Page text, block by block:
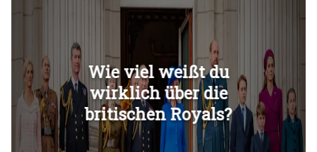
Überspringen